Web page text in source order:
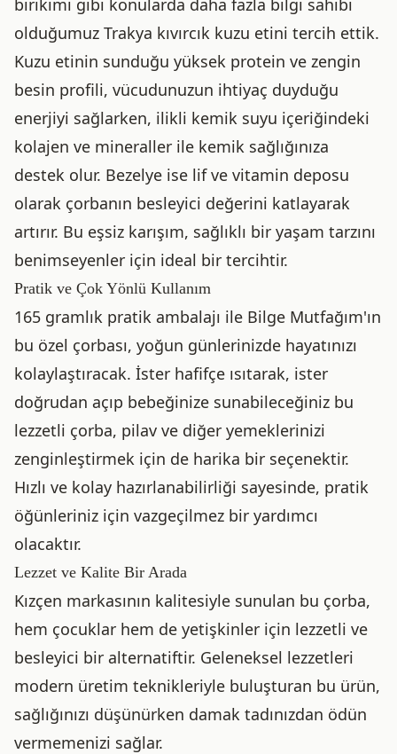
birikimi gibi konularda daha fazla bilgi sahibi
olduğumuz Trakya kıvırcık kuzu etini tercih ettik.
Kuzu etinin sunduğu yüksek protein ve zengin
besin profili, vücudunuzun ihtiyaç duyduğu
enerjiyi sağlarken, ilikli kemik suyu içeriğindeki
kolajen ve mineraller ile kemik sağlığınıza
destek olur. Bezelye ise lif ve vitamin deposu
olarak çorbanın besleyici değerini katlayarak
artırır. Bu eşsiz karışım, sağlıklı bir yaşam tarzını
benimseyenler için ideal bir tercihtir.
Pratik ve Çok Yönlü Kullanım
165 gramlık pratik ambalajı ile Bilge Mutfağım'ın
bu özel çorbası, yoğun günlerinizde hayatınızı
kolaylaştıracak. İster hafifçe ısıtarak, ister
doğrudan açıp bebeğinize sunabileceğiniz bu
lezzetli çorba, pilav ve diğer yemeklerinizi
zenginleştirmek için de harika bir seçenektir.
Hızlı ve kolay hazırlanabilirliği sayesinde, pratik
öğünleriniz için vazgeçilmez bir yardımcı
olacaktır.
Lezzet ve Kalite Bir Arada
Kızçen markasının kalitesiyle sunulan bu çorba,
hem çocuklar hem de yetişkinler için lezzetli ve
besleyici bir alternatiftir. Geleneksel lezzetleri
modern üretim teknikleriyle buluşturan bu ürün,
sağlığınızı düşünürken damak tadınızdan ödün
vermemenizi sağlar.